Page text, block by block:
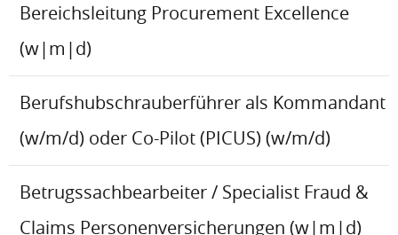
Bereichsleitung Procurement Excellence
(w|m|d)
Berufshubschrauberführer als Kommandant
(w/m/d) oder Co-Pilot (PICUS) (w/m/d)
Betrugssachbearbeiter / Specialist Fraud &
Claims Personenversicherungen (w|m|d)